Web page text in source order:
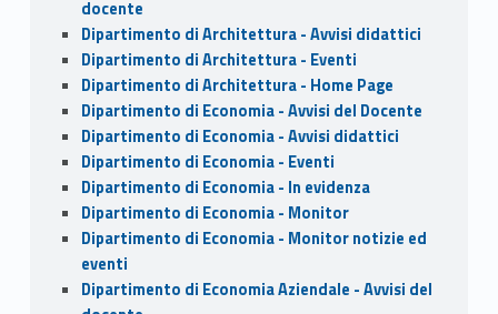
docente
Dipartimento di Architettura - Avvisi didattici
Dipartimento di Architettura - Eventi
Dipartimento di Architettura - Home Page
Dipartimento di Economia - Avvisi del Docente
Dipartimento di Economia - Avvisi didattici
Dipartimento di Economia - Eventi
Dipartimento di Economia - In evidenza
Dipartimento di Economia - Monitor
Dipartimento di Economia - Monitor notizie ed
eventi
Dipartimento di Economia Aziendale - Avvisi del